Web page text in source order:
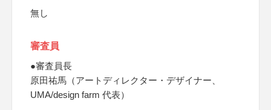
無し
審査員
●審査員長
原田祐馬（アートディレクター・デザイナー、
UMA/design farm 代表）